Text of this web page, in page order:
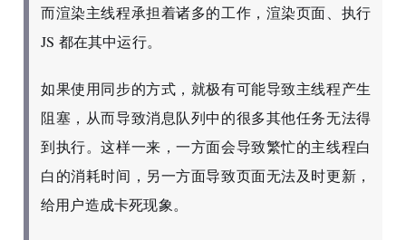
而渲染主线程承担着诸多的工作，渲染页面、执行
JS 都在其中运行。
如果使用同步的方式，就极有可能导致主线程产生
阻塞，从而导致消息队列中的很多其他任务无法得
到执行。这样一来，一方面会导致繁忙的主线程白
白的消耗时间，另一方面导致页面无法及时更新，
给用户造成卡死现象。